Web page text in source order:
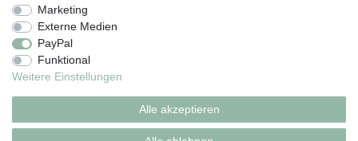
Impressum
Marketing
Externe Medien
PayPal
Funktional
Weitere Einstellungen
Alle akzeptieren